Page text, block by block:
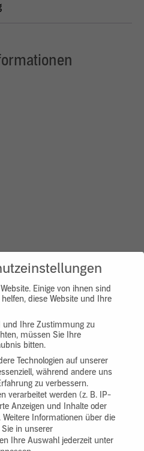
Einige von ihnen sind
diese Website und Ihre
und Ihre Zustimmung zu
müssen Sie Ihre
bitten.
Technologien auf unserer
während andere uns
zu verbessern.
verarbeitet werden (z. B. IP-
Anzeigen und Inhalte oder
Weitere Informationen über die
in unserer
Ihre Auswahl jederzeit unter